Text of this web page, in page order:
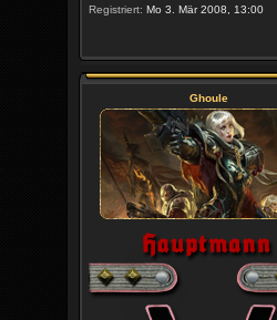
Registriert: Mo 3. Mär 2008, 13:00
Ghoule